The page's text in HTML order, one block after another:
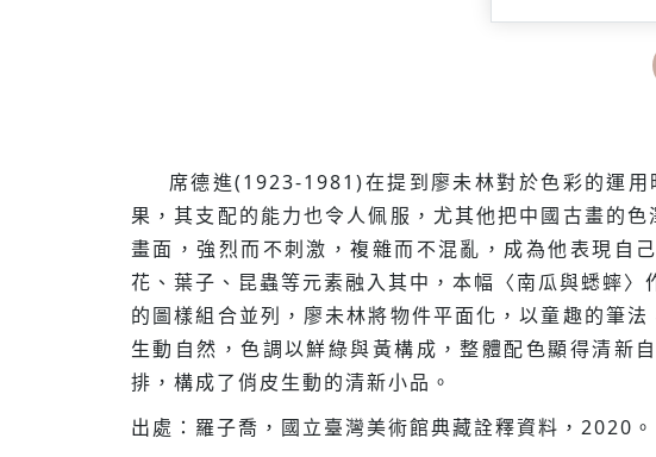
席德進(1923-1981)在提到廖未林對於色彩的運
果，其支配的能力也令人佩服，尤其他把中國古畫的
畫面，強烈而不刺激，複雜而不混亂，成為他表現自
花、葉子、昆蟲等元素融入其中，本幅〈南瓜與蟋蟀
的圖樣組合並列，廖未林將物件平面化，以童趣的筆
生動自然，色調以鮮綠與黃構成，整體配色顯得清新
排，構成了俏皮生動的清新小品。
出處：羅子喬，國立臺灣美術館典藏詮釋資料，2020。